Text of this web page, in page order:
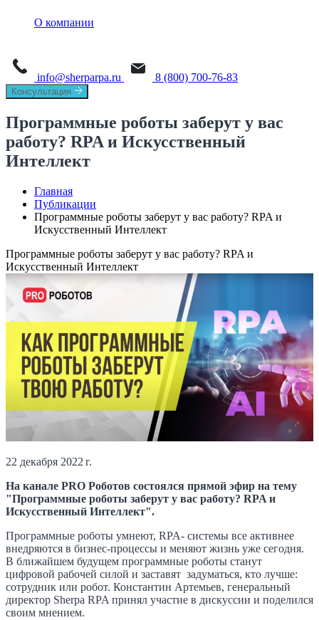
Task Mining
О компании
СМИ о нас
Руководство
Вакансии
Контакты
info@sherparpa.ru 8 (800) 700-76-83
Консультация
Программные роботы заберут у вас
работу? RPA и Искусственный
Интеллект
Главная
Публикации
Программные роботы заберут у вас работу? RPA и
Искусственный Интеллект
Программные роботы заберут у вас работу? RPA и
Искусственный Интеллект
22 декабря 2022 г.
На канале PRO Роботов состоялся прямой эфир на тему
"Программные роботы заберут у вас работу? RPA и
Искусственный Интеллект".
Программные роботы умнеют, RPA- системы все активнее
внедряются в бизнес-процессы и меняют жизнь уже сегодня.
В ближайшем будущем программные роботы станут
цифровой рабочей силой и заставят задуматься, кто лучше:
сотрудник или робот. Константин Артемьев, генеральный
директор Sherpa RPA принял участие в дискуссии и поделился
своим мнением.